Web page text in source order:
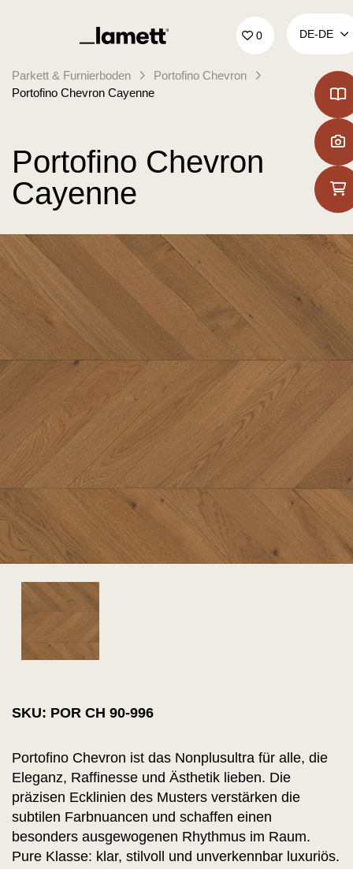
Zurück zur Startseite 0 DE‑DE
Parkett & Furnierboden
Portofino Chevron
Portofino Chevron Cayenne
Portofino Chevron
Cayenne
SKU: POR CH 90-996
Portofino Chevron ist das Nonplusultra für alle, die
Eleganz, Raffinesse und Ästhetik lieben. Die
präzisen Ecklinien des Musters verstärken die
subtilen Farbnuancen und schaffen einen
besonders ausgewogenen Rhythmus im Raum.
Pure Klasse: klar, stilvoll und unverkennbar luxuriös.